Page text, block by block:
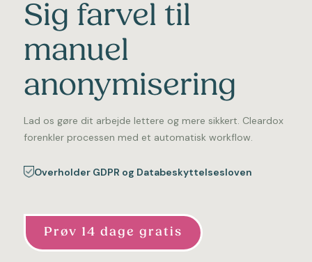
Sig farvel til
manuel
anonymisering
Lad os gøre dit arbejde lettere og mere sikkert. Cleardox
forenkler processen med et automatisk workflow.
Overholder GDPR og Databeskyttelsesloven
Prøv 14 dage gratis